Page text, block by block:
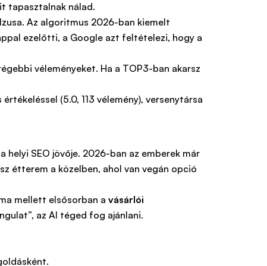
tapasztalnak nálad.
Az algoritmus 2026-ban kiemelt
ezelőtti, a Google azt feltételezi, hogy a
véleményeket. Ha a TOP3-ban akarsz
helyi SEO jövője. 2026-ban az emberek már
étterem a közelben, ahol van vegán opció
mellett elsősorban a vásárlói
az AI téged fog ajánlani.